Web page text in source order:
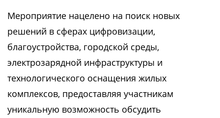
Мероприятие нацелено на поиск новых
решений в сферах цифровизации,
благоустройства, городской среды,
электрозарядной инфраструктуры и
технологического оснащения жилых
комплексов, предоставляя участникам
уникальную возможность обсудить